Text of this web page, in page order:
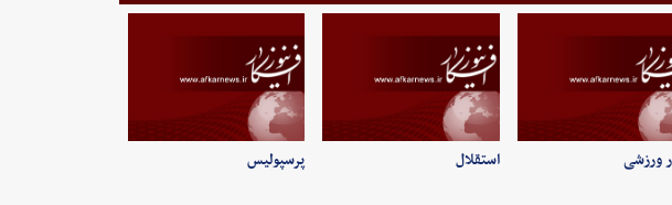
ورزشی استقلال پرسپولیس